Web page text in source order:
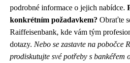
podrobné informace o jejich nabídce.
konkrétním požadavkem? Obraťte
Raiffeisenbank, kde vám tým
dotazy. Nebo se zastavte na pobočce
prodiskutujte své potřeby s bankéřem